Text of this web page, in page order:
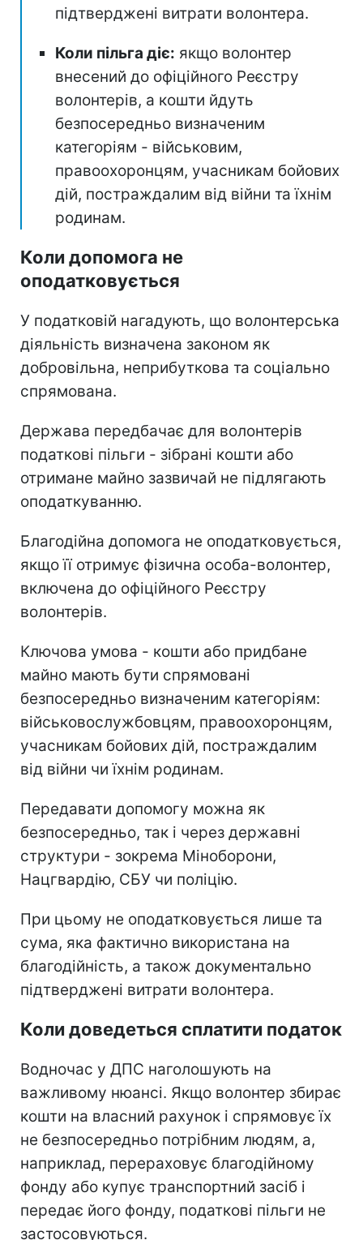
підтверджені витрати волонтера.
Коли пільга діє: якщо волонтер
внесений до офіційного Реєстру
волонтерів, а кошти йдуть
безпосередньо визначеним
категоріям - військовим,
правоохоронцям, учасникам бойових
дій, постраждалим від війни та їхнім
родинам.
Коли допомога не
оподатковується
У податковій нагадують, що волонтерська
діяльність визначена законом як
добровільна, неприбуткова та соціально
спрямована.
Держава передбачає для волонтерів
податкові пільги - зібрані кошти або
отримане майно зазвичай не підлягають
оподаткуванню.
Благодійна допомога не оподатковується,
якщо її отримує фізична особа-волонтер,
включена до офіційного Реєстру
волонтерів.
Ключова умова - кошти або придбане
майно мають бути спрямовані
безпосередньо визначеним категоріям:
військовослужбовцям, правоохоронцям,
учасникам бойових дій, постраждалим
від війни чи їхнім родинам.
Передавати допомогу можна як
безпосередньо, так і через державні
структури - зокрема Міноборони,
Нацгвардію, СБУ чи поліцію.
При цьому не оподатковується лише та
сума, яка фактично використана на
благодійність, а також документально
підтверджені витрати волонтера.
Коли доведеться сплатити податок
Водночас у ДПС наголошують на
важливому нюансі. Якщо волонтер збирає
кошти на власний рахунок і спрямовує їх
не безпосередньо потрібним людям, а,
наприклад, перераховує благодійному
фонду або купує транспортний засіб і
передає його фонду, податкові пільги не
застосовуються.